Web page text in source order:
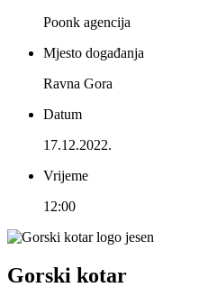
Poonk agencija
Mjesto događanja
Ravna Gora
Datum
17.12.2022.
Vrijeme
12:00
Gorski kotar